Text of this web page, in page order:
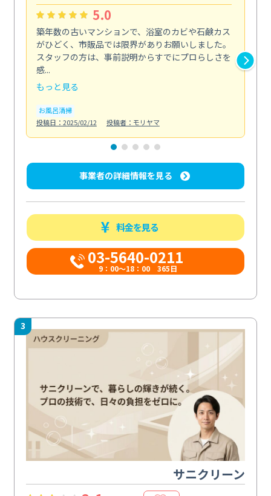
5.0
築年数の古いマンションで、浴室のカビや石鹸カス
がひどく、市販品では限界がありお願いしました。
スタッフの方は、事前説明からすでにプロらしさを
感...
もっと見る
お風呂清掃
投稿日：2025/02/12
投稿者：モリヤマ
事業者の詳細情報を見る
料金を見る
03-5640-0211
9：00～18：00 365日
3
サニクリーン